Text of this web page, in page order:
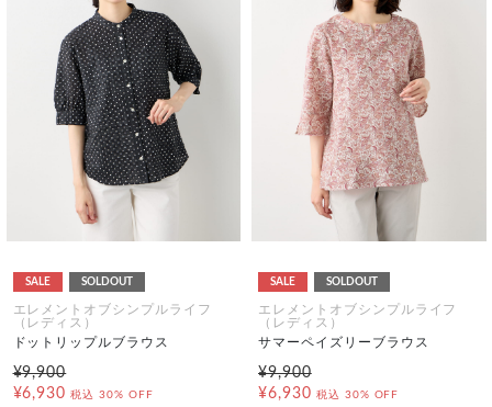
SALE SOLDOUT
エレメントオブシンプルライフ
（レディス）
ドットリップルブラウス
¥9,900
¥6,930 税込 30% OFF
SALE SOLDOUT
エレメントオブシンプルライフ
（レディス）
サマーペイズリーブラウス
¥9,900
¥6,930 税込 30% OFF